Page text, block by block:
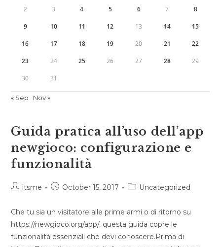
2 3 4 5 6 7 8
9 10 11 12 13 14 15
16 17 18 19 20 21 22
23 24 25 26 27 28 29
30 31
« Sep Nov »
Guida pratica all’uso dell’app
newgioco: configurazione e
funzionalità
Postitsme
PostOctober 15, 2017
PostUncategorized
Che tu sia un visitatore alle prime armi o di ritorno su
https://newgioco.org/app/, questa guida copre le
funzionalità essenziali che devi conoscere.Prima di